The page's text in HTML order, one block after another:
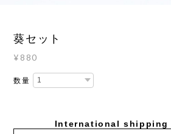
葵セット
¥880
数量
International shipping